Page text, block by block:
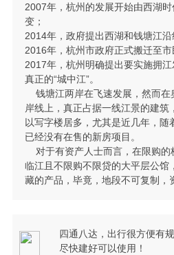
2007年，杭州的发展开始由西湖
变；
2014年，政府提出西湖和钱塘江沿
2016年，杭州市政府正式搬迁至市
2017年，杭州明确提出要实施拥
真正的“城中江”。
钱塘江两岸在飞速发展，然而在
岸线上，真正占据一线江景的建筑
以写字楼居多，尤其是近几年，随
已经没有在售的新房项目。
对于有资产人士而言，在限购的
临江且不限购不限贷的大平层公馆
藏的产品，毕竟，地段不可复制，
四通八达，出行很方便有
尽快建好可以使用！